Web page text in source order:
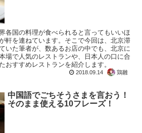
各国の料理が食べられると言ってもいいほ
軒を連ねています。そこで今回は、北京滞
いた筆者が、数あるお店の中でも、北京に
場で人気のレストランや、日本人の口に合
おすすめレストランを紹介します。
2018.09.14 鶏雛
中国語でごちそうさまを言おう！
そのまま使える10フレーズ！